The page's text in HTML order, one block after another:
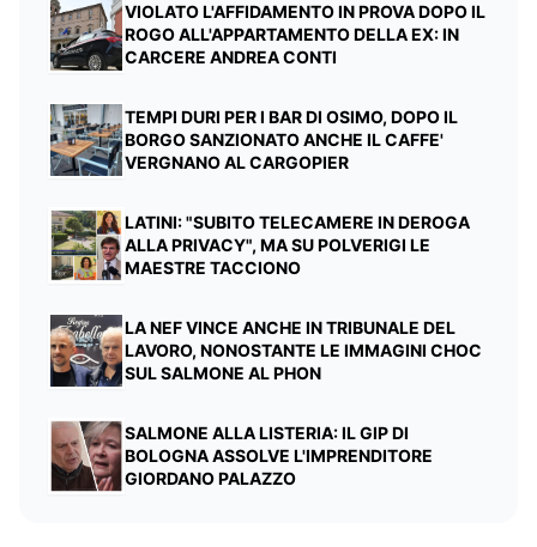
VIOLATO L'AFFIDAMENTO IN PROVA DOPO IL
ROGO ALL'APPARTAMENTO DELLA EX: IN
CARCERE ANDREA CONTI
TEMPI DURI PER I BAR DI OSIMO, DOPO IL
BORGO SANZIONATO ANCHE IL CAFFE'
VERGNANO AL CARGOPIER
LATINI: "SUBITO TELECAMERE IN DEROGA
ALLA PRIVACY", MA SU POLVERIGI LE
MAESTRE TACCIONO
LA NEF VINCE ANCHE IN TRIBUNALE DEL
LAVORO, NONOSTANTE LE IMMAGINI CHOC
SUL SALMONE AL PHON
SALMONE ALLA LISTERIA: IL GIP DI
BOLOGNA ASSOLVE L'IMPRENDITORE
GIORDANO PALAZZO